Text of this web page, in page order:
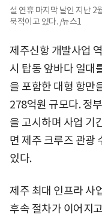
설 연휴 마지막 날인 지난 2
북적이고 있다. /뉴스1
제주신항 개발사업
시 탑동 앞바다 일대
을 포함한 대형 항만
278억원 규모다. 정
을 고시하며 사업 기
면 제주 크루즈 관광
있다.
제주 최대 인프라 사
후속 절차가 이어지